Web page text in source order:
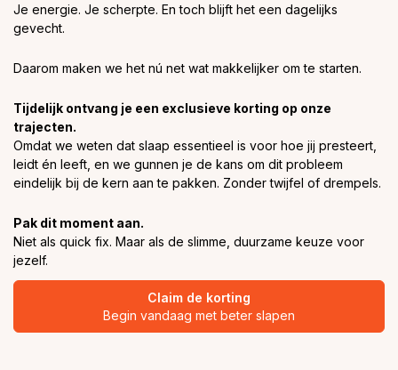
Je energie. Je scherpte. En toch blijft het een dagelijks
gevecht.
Daarom maken we het nú net wat makkelijker om te starten.
Tijdelijk ontvang je een exclusieve korting op onze
trajecten.
Omdat we weten dat slaap essentieel is voor hoe jij presteert,
leidt én leeft, en we gunnen je de kans om dit probleem
eindelijk bij de kern aan te pakken. Zonder twijfel of drempels.
Pak dit moment aan.
Niet als quick fix. Maar als de slimme, duurzame keuze voor
jezelf.
Claim de korting
Begin vandaag met beter slapen